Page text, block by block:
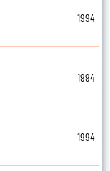
1994
1994
1994